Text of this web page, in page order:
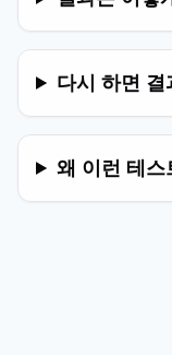
다시 하면
왜 이런 테스